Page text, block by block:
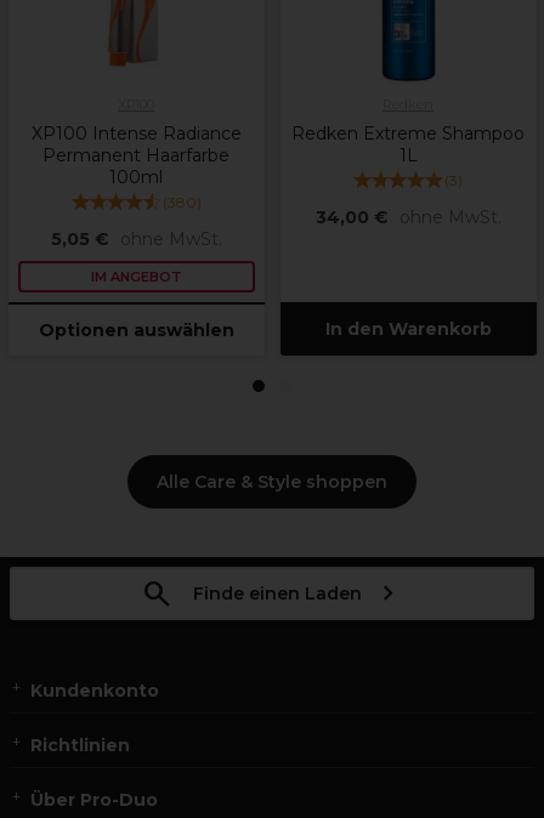
XP100 Intense Radiance
Permanent Haarfarbe
100ml
(380)
5,05 € ohne MwSt.
IM ANGEBOT
Optionen auswählen
Redken Extreme Shampoo
1L
(3)
34,00 € ohne MwSt.
In den Warenkorb
1
Alle Care & Style shoppen
Finde einen Laden
Kundenkonto
Richtlinien
Über Pro-Duo